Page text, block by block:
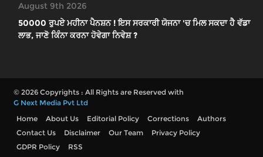
August 9th 2026
50000 ਰੁਪਏ ਮਹੀਨਾ ਪੈਨਸ਼ਨ ! ਇਸ ਸਰਕਾਰੀ ਯੋਜਨਾ 'ਚ ਮਿਲ ਸਕਦਾ ਹੈ ਵੱਡਾ
ਲਾਭ, ਜਾਣੋ ਕਿੰਨਾ ਕਰਨਾ ਹੋਵੇਗਾ ਨਿਵੇਸ਼ ?
© 2026 Copyrights : All Rights are Reserved with
G Next Media Pvt Ltd
Home
About Us Editorial Policy Corrections
Authors
Contact Us
Disclaimer Our Team
Privacy Policy
GDPR Policy
RSS